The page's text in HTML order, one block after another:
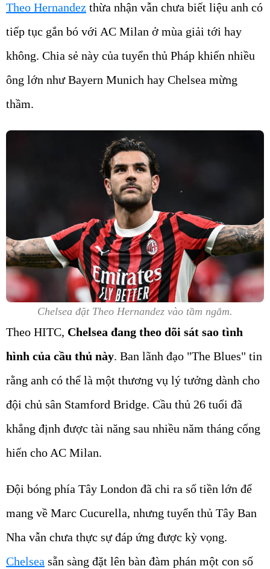
Theo Hernandez thừa nhận vẫn chưa biết liệu anh có
tiếp tục gắn bó với AC Milan ở mùa giải tới hay
không. Chia sẻ này của tuyển thủ Pháp khiến nhiều
ông lớn như Bayern Munich hay Chelsea mừng
thầm.
Chelsea đặt Theo Hernandez vào tầm ngắm.
Theo HITC, Chelsea đang theo dõi sát sao tình
hình của cầu thủ này. Ban lãnh đạo "The Blues" tin
rằng anh có thể là một thương vụ lý tưởng dành cho
đội chủ sân Stamford Bridge. Cầu thủ 26 tuổi đã
khẳng định được tài năng sau nhiều năm tháng cống
hiến cho AC Milan.
Đội bóng phía Tây London đã chi ra số tiền lớn để
mang về Marc Cucurella, nhưng tuyển thủ Tây Ban
Nha vẫn chưa thực sự đáp ứng được kỳ vọng.
Chelsea sẵn sàng đặt lên bàn đàm phán một con số